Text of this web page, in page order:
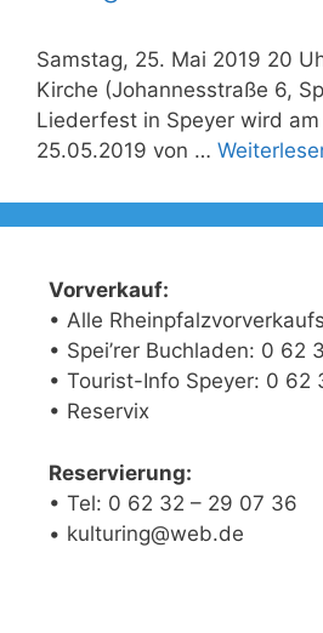
Samstag, 25. Mai 2019 20
Kirche (Johannesstraße 6,
Liederfest in Speyer wird
25.05.2019 von …
Vorverkauf:
• Alle
• Spei’rer Buchladen: 0 62
• Tourist-Info Speyer: 0 62
• Reservix
Reservierung:
• Tel: 0 62 32 – 29 07 36
• kulturing@web.de